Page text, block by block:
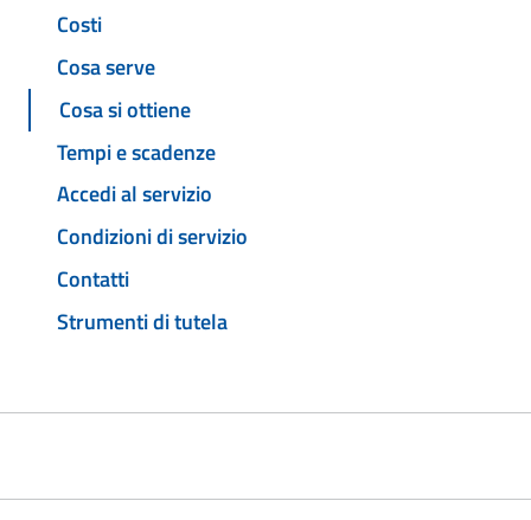
Costi
Cosa serve
Cosa si ottiene
Tempi e scadenze
Accedi al servizio
Condizioni di servizio
Contatti
Strumenti di tutela